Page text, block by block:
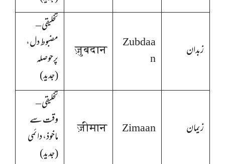
زبدان
Zubdaa
n
ज़ुबदान
تخلیقی –
مضبوط دل،
پرحوصلہ
(جدید)
زیمان Zimaan
ज़ीमान
تخلیقی –
وقت سے
ماخوذ، دائمی
(جدید)